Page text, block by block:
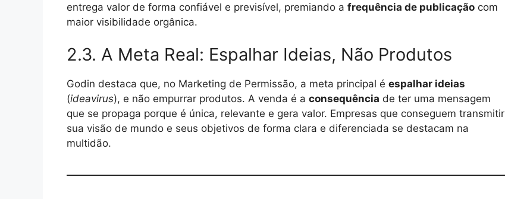
entrega valor de forma confiável e previsível, premiando a frequência de publicação com
maior visibilidade orgânica.
2.3. A Meta Real: Espalhar Ideias, Não Produtos
Godin destaca que, no Marketing de Permissão, a meta principal é espalhar ideias
(ideavirus), e não empurrar produtos. A venda é a consequência de ter uma mensagem
que se propaga porque é única, relevante e gera valor. Empresas que conseguem transmitir
sua visão de mundo e seus objetivos de forma clara e diferenciada se destacam na
multidão.